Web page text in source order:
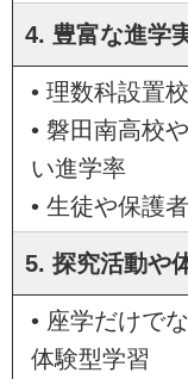
4. 豊富な進学
• 理数科設置
• 磐田南高校
い進学率
• 生徒や保護
5. 探究活動や
• 座学だけで
体験型学習